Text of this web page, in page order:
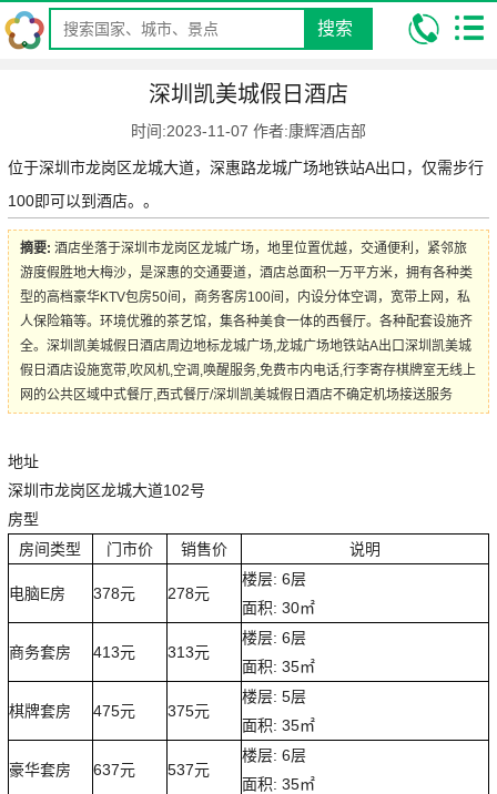
搜索
深圳凯美城假日酒店
时间:2023-11-07 作者:康辉酒店部
位于深圳市龙岗区龙城大道，深惠路龙城广场地铁站A出口，仅需步行
100即可以到酒店。。
摘要: 酒店坐落于深圳市龙岗区龙城广场，地里位置优越，交通便利，紧邻旅
游度假胜地大梅沙，是深惠的交通要道，酒店总面积一万平方米，拥有各种类
型的高档豪华KTV包房50间，商务客房100间，内设分体空调，宽带上网，私
人保险箱等。环境优雅的茶艺馆，集各种美食一体的西餐厅。各种配套设施齐
全。深圳凯美城假日酒店周边地标龙城广场,龙城广场地铁站A出口深圳凯美城
假日酒店设施宽带,吹风机,空调,唤醒服务,免费市内电话,行李寄存棋牌室无线上
网的公共区域中式餐厅,西式餐厅/深圳凯美城假日酒店不确定机场接送服务
地址
深圳市龙岗区龙城大道102号
房型
房间类型
门市价 销售价 说明
电脑E房 378元 278元
楼层: 6层
面积: 30㎡
商务套房 413元 313元
楼层: 6层
面积: 35㎡
棋牌套房 475元 375元
楼层: 5层
面积: 35㎡
豪华套房 637元 537元
楼层: 6层
面积: 35㎡